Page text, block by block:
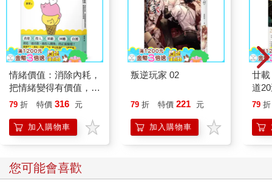
情緒價值：消除內耗，
把情緒變得有價值，跟
誰都能自在相處
79 折 特價 316 元
加入購物車
叛逆玩家 02
79 折 特價 221 元
加入購物車
廿
道
79 折
您可能會喜歡